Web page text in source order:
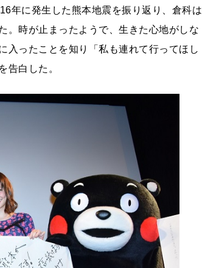
年に発生した熊本地震を振り返り、倉科は
。時が止まったようで、生きた心地がしな
入ったことを知り「私も連れて行ってほし
告白した。